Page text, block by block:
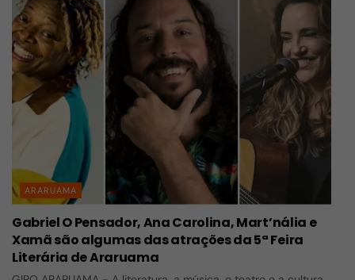
ARARUAMA
Gabriel O Pensador, Ana Carolina, Mart’nália e
Xamã são algumas das atrações da 5ª Feira
Literária de Araruama